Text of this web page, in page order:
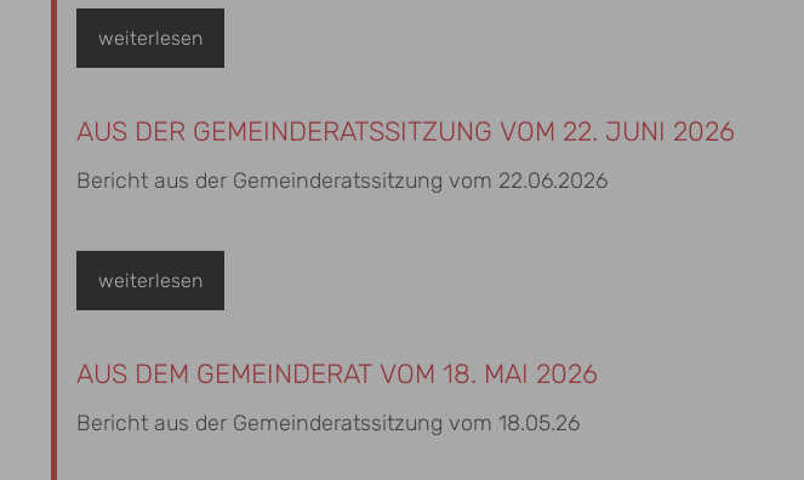
weiterlesen
AUS DER GEMEINDERATSSITZUNG VOM 22. JUNI 2026
Bericht aus der Gemeinderatssitzung vom 22.06.2026
weiterlesen
AUS DEM GEMEINDERAT VOM 18. MAI 2026
Bericht aus der Gemeinderatssitzung vom 18.05.26